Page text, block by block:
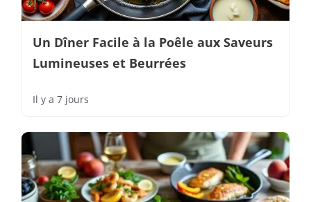
Un Dîner Facile à la Poêle aux Saveurs
Lumineuses et Beurrées
Il y a 7 jours